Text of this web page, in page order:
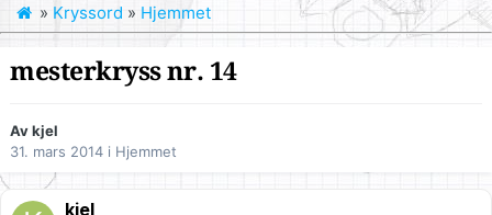
» Kryssord » Hjemmet
mesterkryss nr. 14
Avkjel
31. mars 2014 i Hjemmet
kjel